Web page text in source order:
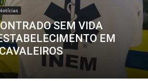
SEM VIDA
EM